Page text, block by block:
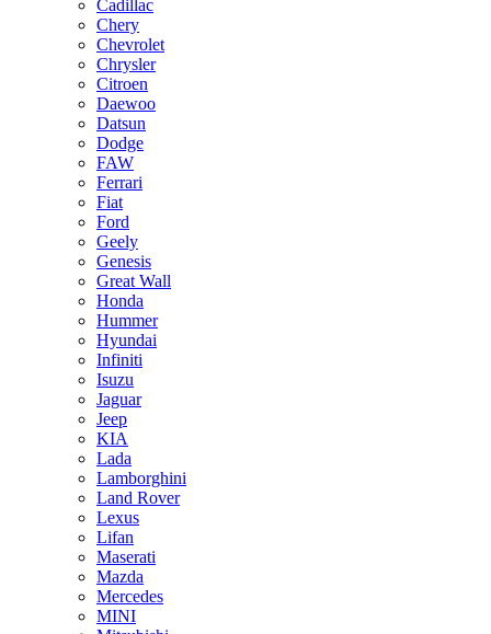
Cadillac
Chery
Chevrolet
Chrysler
Citroen
Daewoo
Datsun
Dodge
FAW
Ferrari
Fiat
Ford
Geely
Genesis
Great Wall
Honda
Hummer
Hyundai
Infiniti
Isuzu
Jaguar
Jeep
KIA
Lada
Lamborghini
Land Rover
Lexus
Lifan
Maserati
Mazda
Mercedes
MINI